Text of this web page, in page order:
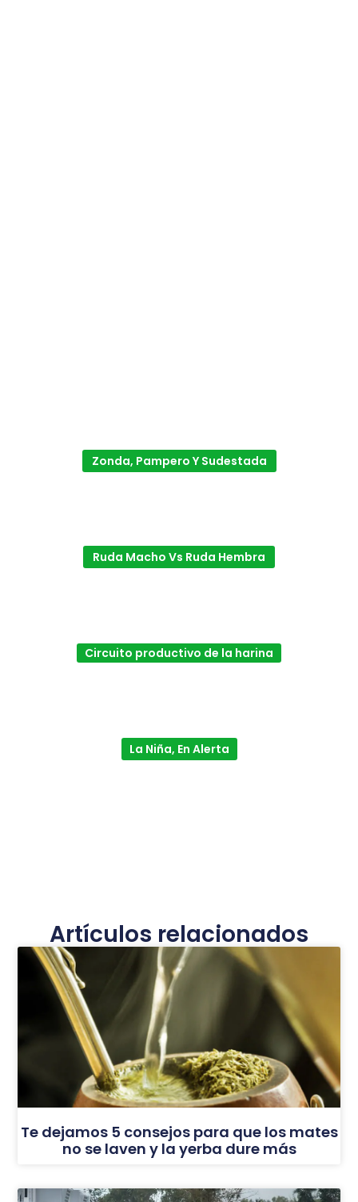
Zonda, Pampero Y Sudestada
Ruda Macho Vs Ruda Hembra
Circuito productivo de la harina
La Niña, En Alerta
Artículos relacionados
Te dejamos 5 consejos para que los mates
no se laven y la yerba dure más